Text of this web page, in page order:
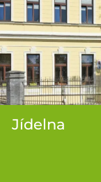
Jídelna